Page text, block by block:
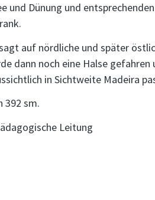
und Dünung und
auf nördliche und später
dann noch eine Halse gefahren
in Sichtweite Madeira
392 sm.
Leitung